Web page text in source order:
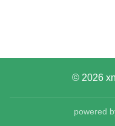
© 2026
powered